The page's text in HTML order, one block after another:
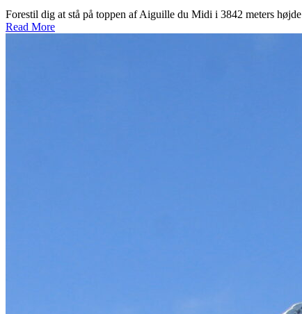
Forestil dig at stå på toppen af Aiguille du Midi i 3842 meters højde
Read More